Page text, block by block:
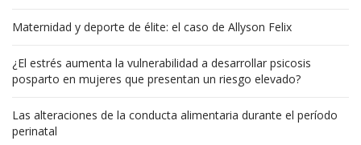
Maternidad y deporte de élite: el caso de Allyson Felix
¿El estrés aumenta la vulnerabilidad a desarrollar psicosis
posparto en mujeres que presentan un riesgo elevado?
Las alteraciones de la conducta alimentaria durante el período
perinatal